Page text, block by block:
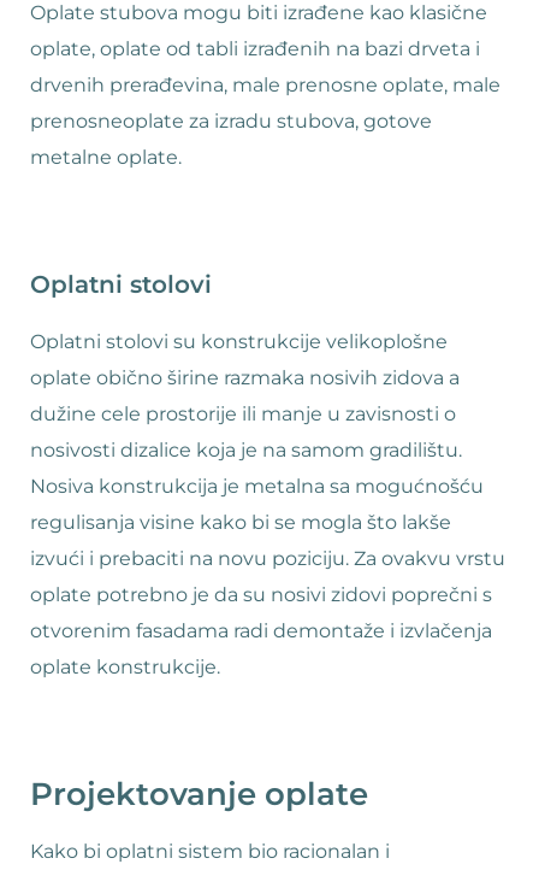
Oplate stubova mogu biti izrađene kao klasične
oplate, oplate od tabli izrađenih na bazi drveta i
drvenih prerađevina, male prenosne oplate, male
prenosneoplate za izradu stubova, gotove
metalne oplate.
Oplatni stolovi
Oplatni stolovi su konstrukcije velikoplošne
oplate obično širine razmaka nosivih zidova a
dužine cele prostorije ili manje u zavisnosti o
nosivosti dizalice koja je na samom gradilištu.
Nosiva konstrukcija je metalna sa mogućnošću
regulisanja visine kako bi se mogla što lakše
izvući i prebaciti na novu poziciju. Za ovakvu vrstu
oplate potrebno je da su nosivi zidovi poprečni s
otvorenim fasadama radi demontaže i izvlačenja
oplate konstrukcije.
Projektovanje oplate
Kako bi oplatni sistem bio racionalan i